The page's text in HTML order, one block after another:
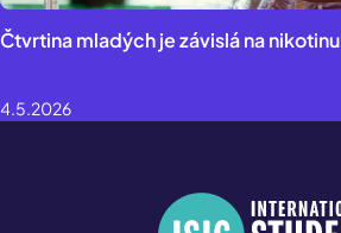
Čtvrtina mladých je závislá na nikotinu
4.5.2026